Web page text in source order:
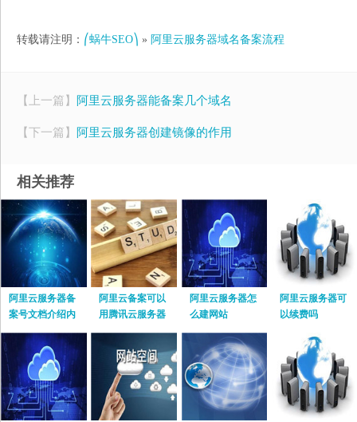
转载请注明： ⎛蜗牛SEO⎞ » 阿里云服务器域名备案流程
【上一篇】 阿里云服务器能备案几个域名
【下一篇】 阿里云服务器创建镜像的作用
相关推荐
阿里云服务器备
案号文档介绍内
容
阿里云备案可以
用腾讯云服务器
吗
阿里云服务器怎
么建网站
阿里云服务器可
以续费吗